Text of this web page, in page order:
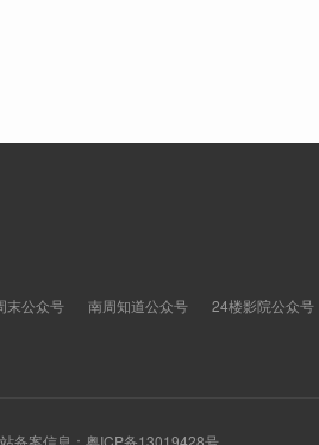
末公众号 南周知道公众号 24楼影院公众号